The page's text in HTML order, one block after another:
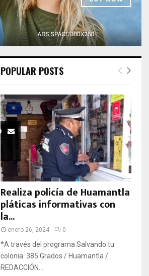
POPULAR POSTS
Realiza policía de Huamantla
pláticas informativas con
la...
enero 26, 2024 0
*A través del programa Salvando tu
colonia. 385 Grados / Huamantla /
REDACCIÓN...